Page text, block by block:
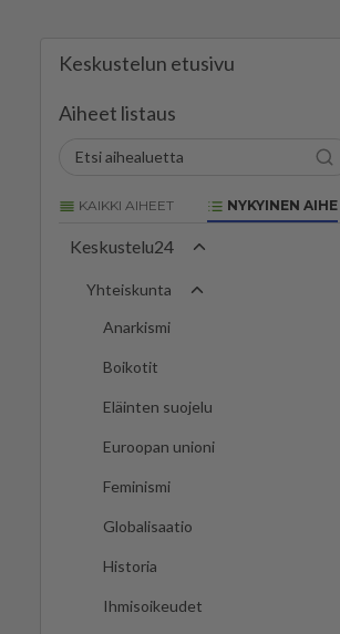
Keskustelun etusivu
Aiheet listaus
KAIKKI AIHEET NYKYINEN AIHE
Keskustelu24
Yhteiskunta
Anarkismi
Boikotit
Eläinten suojelu
Euroopan unioni
Feminismi
Globalisaatio
Historia
Ihmisoikeudet